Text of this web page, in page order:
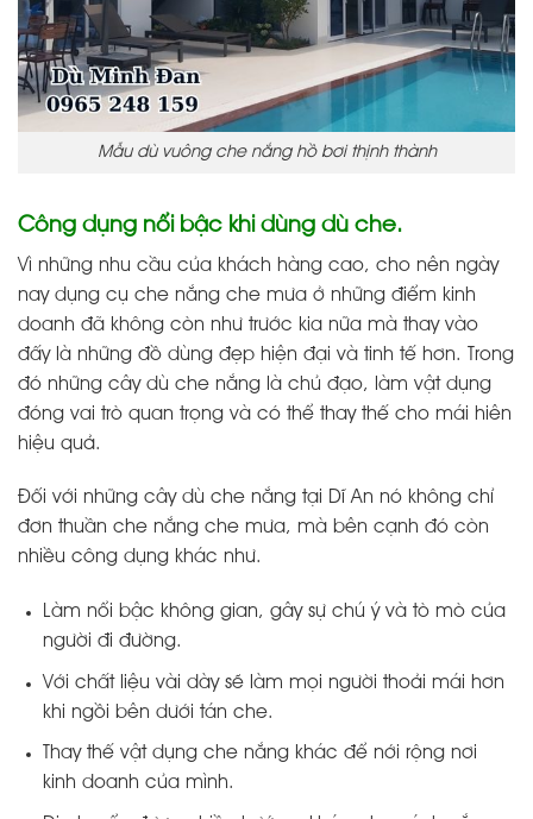
Mẫu dù vuông che nắng hồ bơi thịnh thành
Công dụng nổi bậc khi dùng dù che.
Vì những nhu cầu của khách hàng cao, cho nên ngày
nay dụng cụ che nắng che mưa ở những điểm kinh
doanh đã không còn như trước kia nữa mà thay vào
đấy là những đồ dùng đẹp hiện đại và tinh tế hơn. Trong
đó những cây dù che nắng là chủ đạo, làm vật dụng
đóng vai trò quan trọng và có thể thay thế cho mái hiên
hiệu quả.
Đối với những cây dù che nắng tại Dĩ An nó không chỉ
đơn thuần che nắng che mưa, mà bên cạnh đó còn
nhiều công dụng khác như.
Làm nổi bậc không gian, gây sự chú ý và tò mò của
người đi đường.
Với chất liệu vài dày sẽ làm mọi người thoải mái hơn
khi ngồi bên dưới tán che.
Thay thế vật dụng che nắng khác để nới rộng nơi
kinh doanh của mình.